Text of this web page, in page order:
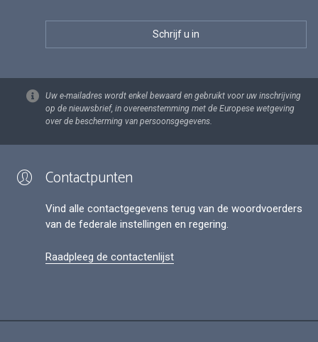
Uw e-mailadres wordt enkel bewaard en gebruikt voor uw inschrijving
op de nieuwsbrief, in overeenstemming met de Europese wetgeving
over de bescherming van persoonsgegevens.
Contactpunten
Vind alle contactgegevens terug van de woordvoerders
van de federale instellingen en regering.
Raadpleeg de contactenlijst